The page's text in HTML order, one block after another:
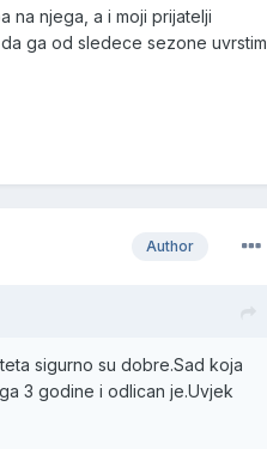
na njega, a i moji prijatelji
ga od sledece sezone uvrstim
Author
sigurno su dobre.Sad koja
3 godine i odlican je.Uvjek